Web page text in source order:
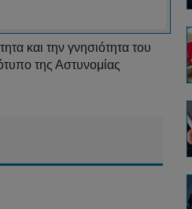
και την γνησιότητα του
της Αστυνομίας